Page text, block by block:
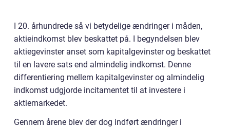
I 20. århundrede så vi betydelige ændringer i måden,
aktieindkomst blev beskattet på. I begyndelsen blev
aktiegevinster anset som kapitalgevinster og beskattet
til en lavere sats end almindelig indkomst. Denne
differentiering mellem kapitalgevinster og almindelig
indkomst udgjorde incitamentet til at investere i
aktiemarkedet.
Gennem årene blev der dog indført ændringer i